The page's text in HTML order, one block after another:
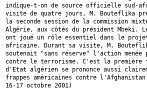
indique-t-on de source officielle sud-
visite de quatre jours, M. Bouteflika
la seconde session de la commission
Algérie, aux côtés du président Mbeki.
ont joué un rôle essentiel dans le projet
africaine. Durant sa visite, M.
soutenait "sans réserve" l'action menée
contre le terrorisme. C'est la première
d'Etat algérien se prononce aussi
frappes américaines contre
16-17 octobre 2001)